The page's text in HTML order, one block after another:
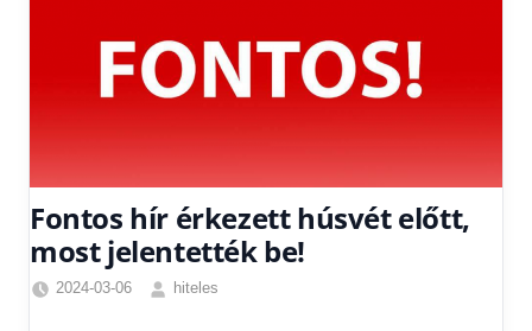
Fontos hír érkezett húsvét előtt,
most jelentették be!
2024-03-06
hiteles